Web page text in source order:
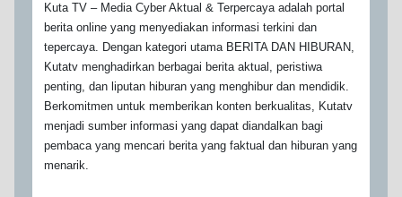
Kuta TV – Media Cyber Aktual & Terpercaya adalah portal
berita online yang menyediakan informasi terkini dan
tepercaya. Dengan kategori utama BERITA DAN HIBURAN,
Kutatv menghadirkan berbagai berita aktual, peristiwa
penting, dan liputan hiburan yang menghibur dan mendidik.
Berkomitmen untuk memberikan konten berkualitas, Kutatv
menjadi sumber informasi yang dapat diandalkan bagi
pembaca yang mencari berita yang faktual dan hiburan yang
menarik.